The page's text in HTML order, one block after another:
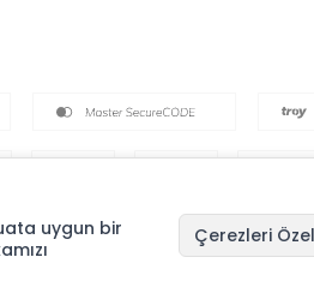
uygun bir
Çerezleri